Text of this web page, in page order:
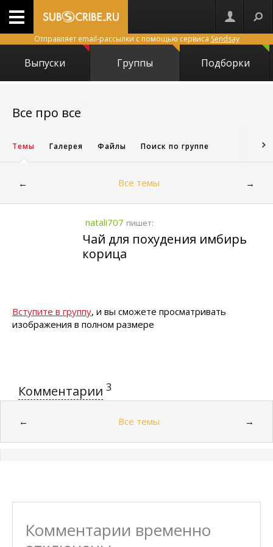
Отправляет email-рассылки с помощью сервиса Sendsay
Выпуски Группы Подборки
Все про все
Темы Галерея Файлы Поиск по группе
← Все темы →
natali707 пишет:
Чай для похудения имбирь
корица
Вступите в группу, и вы сможете просматривать
изображения в полном размере
Комментарии 3
← Все темы →
Комментарии временно